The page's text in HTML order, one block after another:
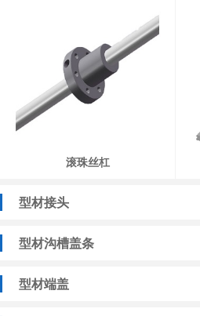
滚珠丝杠
型材接头
型材沟槽盖条
型材端盖